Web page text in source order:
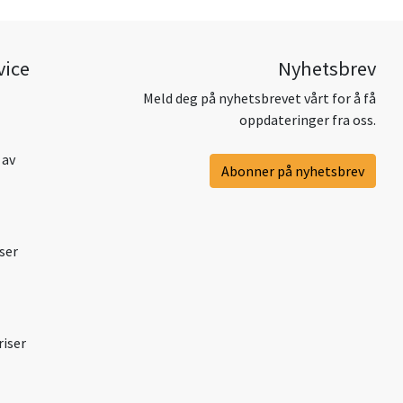
Nyhetsbrev
Meld deg på nyhetsbrevet vårt for å få
oppdateringer fra oss.
Abonner på nyhetsbrev